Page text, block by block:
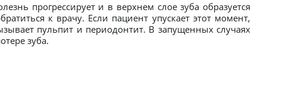
прогрессирует и в верхнем слое зуба образуется
к врачу. Если пациент упускает этот момент,
пульпит и периодонтит. В запущенных случаях
зуба.